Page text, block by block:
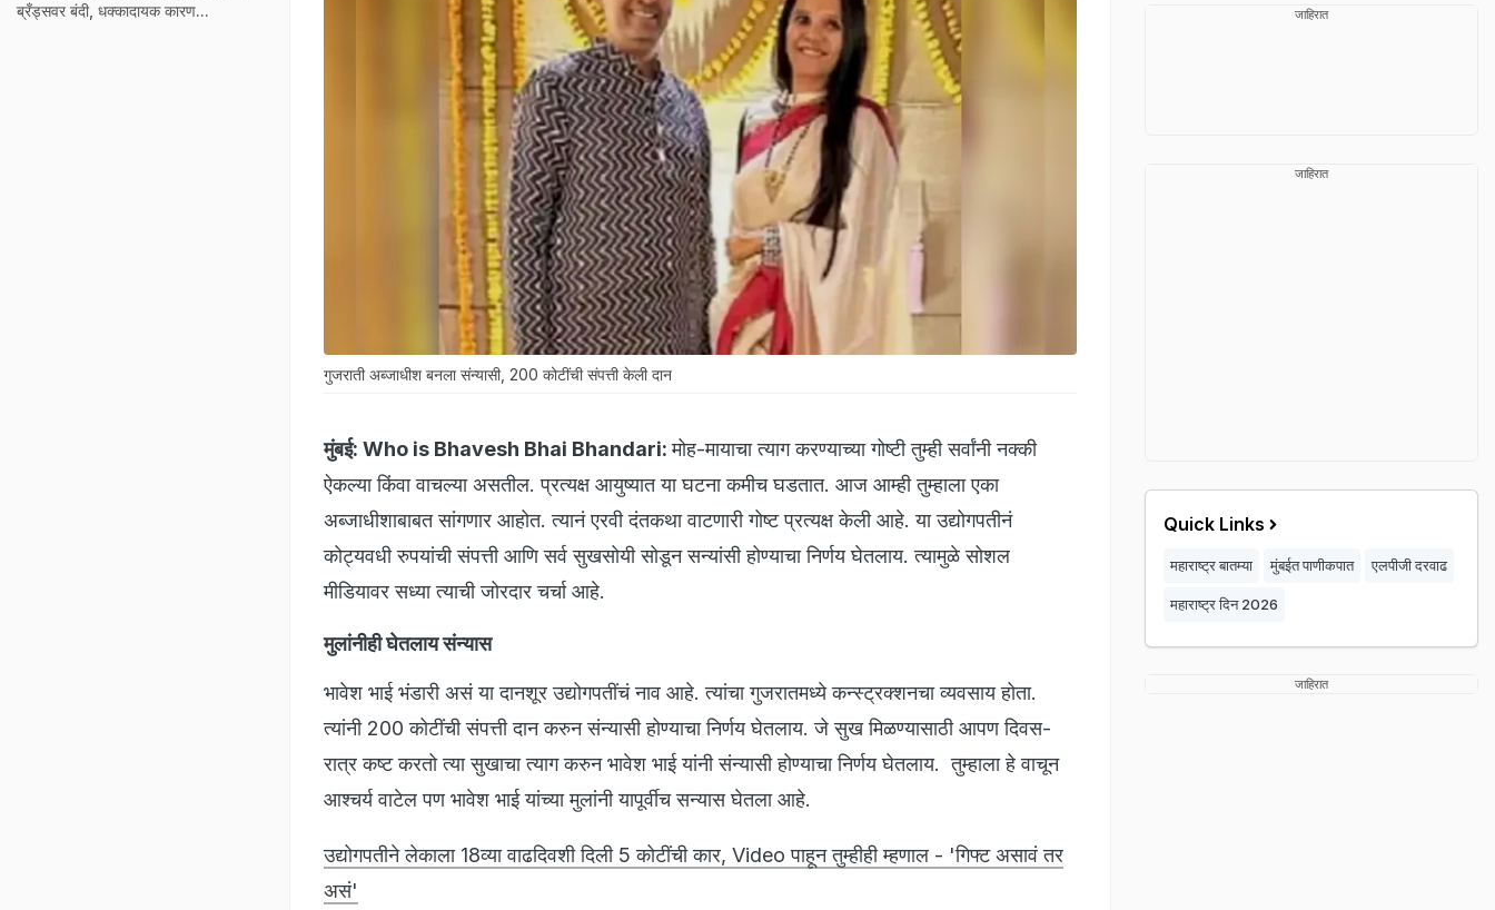
गुजराती अब्जाधीश बनला संन्यासी, 200 कोटींची संपत्ती केली दान
मुंबई: Who is Bhavesh Bhai Bhandari:मोह-मायाचा त्याग करण्याच्या गोष्टी तुम्ही सर्वांनी नक्की
ऐकल्या किंवा वाचल्या असतील. प्रत्यक्ष आयुष्यात या घटना कमीच घडतात. आज आम्ही तुम्हाला एका
अब्जाधीशाबाबत सांगणार आहोत. त्यानं एरवी दंतकथा वाटणारी गोष्ट प्रत्यक्ष केली आहे. या उद्योगपतीनं
कोट्यवधी रुपयांची संपत्ती आणि सर्व सुखसोयी सोडून सन्यांसी होण्याचा निर्णय घेतलाय. त्यामुळे सोशल
मीडियावर सध्या त्याची जोरदार चर्चा आहे.
मुलांनीही घेतलाय संन्यास
भावेश भाई भंडारी असं या दानशूर उद्योगपतींचं नाव आहे. त्यांचा गुजरातमध्ये कन्स्ट्रक्शनचा व्यवसाय होता.
त्यांनी 200 कोटींची संपत्ती दान करुन संन्यासी होण्याचा निर्णय घेतलाय. जे सुख मिळण्यासाठी आपण दिवस-
रात्र कष्ट करतो त्या सुखाचा त्याग करुन भावेश भाई यांनी संन्यासी होण्याचा निर्णय घेतलाय. तुम्हाला हे वाचून
आश्चर्य वाटेल पण भावेश भाई यांच्या मुलांनी यापूर्वीच सन्यास घेतला आहे.
उद्योगपतीने लेकाला 18व्या वाढदिवशी दिली 5 कोटींची कार, Video पाहून तुम्हीही म्हणाल - 'गिफ्ट असावं तर
असं'
ब्रँड्सवर बंदी, धक्कादायक कारण...
जाहिरात
जाहिरात
Quick Links
महाराष्ट्र बातम्या मुंबईत पाणीकपात एलपीजी दरवाढ
महाराष्ट्र दिन 2026
जाहिरात